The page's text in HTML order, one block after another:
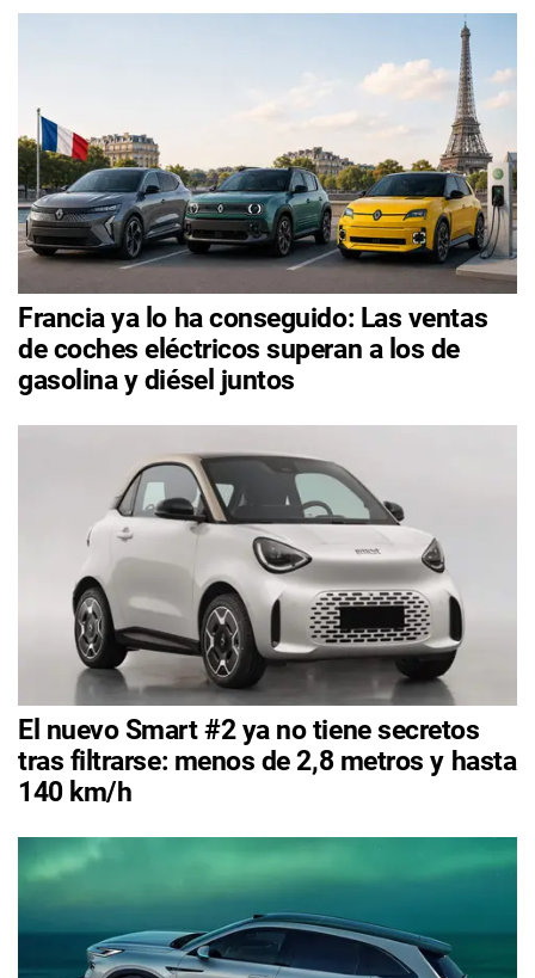
Francia ya lo ha conseguido: Las ventas
de coches eléctricos superan a los de
gasolina y diésel juntos
El nuevo Smart #2 ya no tiene secretos
tras filtrarse: menos de 2,8 metros y hasta
140 km/h